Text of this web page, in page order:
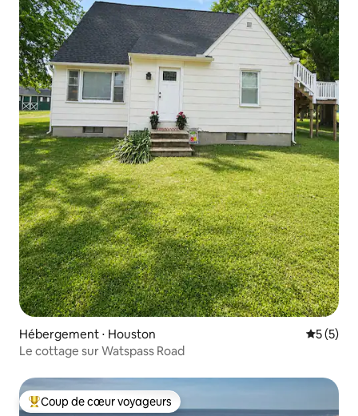
Hébergement ⋅ Houston
5 (5)
Le cottage sur Watspass Road
Coups de cœur voyageurs les plus appréciés
Coup de cœur voyageurs